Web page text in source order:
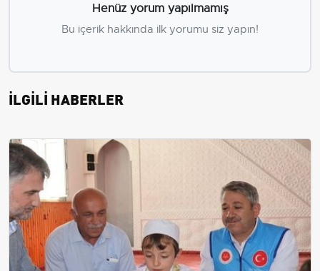
Henüz yorum yapılmamış
Bu içerik hakkında ilk yorumu siz yapın!
İLGİLİ HABERLER